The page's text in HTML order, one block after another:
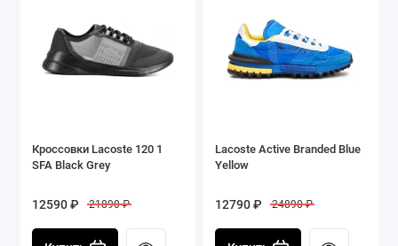
Кроссовки Lacoste 120 1
SFA Black Grey
12590 ₽ 21890 ₽
Lacoste Active Branded Blue
Yellow
12790 ₽ 24890 ₽